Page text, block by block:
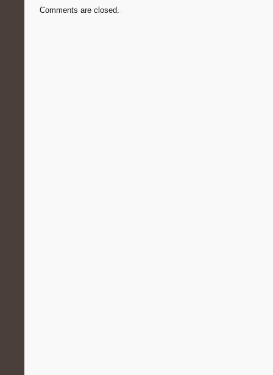
Comments are closed.